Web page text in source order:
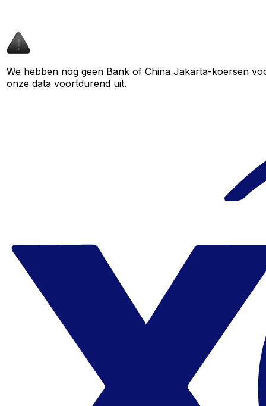
We hebben nog geen Bank of China Jakarta-koersen
onze data voortdurend uit.